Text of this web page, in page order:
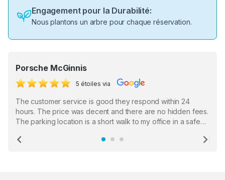
Engagement pour la Durabilité:
Nous plantons un arbre pour chaque réservation.
Porsche McGinnis
5 étoiles via
The customer service is good they respond within 24
hours. The price was decent and there are no hidden fees.
The parking location is a short walk to my office in a safe
the staff who serve as a third party in distributing the
Previous